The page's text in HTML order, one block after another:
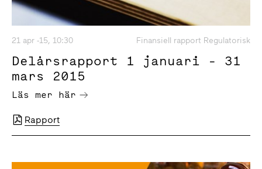
21 apr -15, 10:30 Finansiell rapport Regulatorisk
Delårsrapport 1 januari - 31
mars 2015
Läs mer här
Rapport